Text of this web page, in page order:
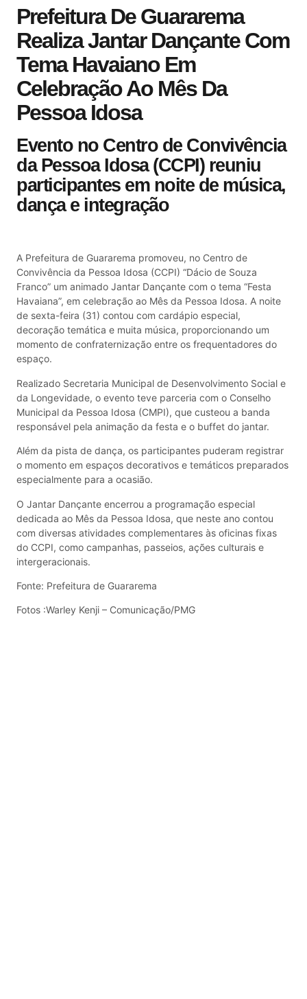
Prefeitura De Guararema
Realiza Jantar Dançante Com
Tema Havaiano Em
Celebração Ao Mês Da
Pessoa Idosa
Evento no Centro de Convivência
da Pessoa Idosa (CCPI) reuniu
participantes em noite de música,
dança e integração
A Prefeitura de Guararema promoveu, no Centro de
Convivência da Pessoa Idosa (CCPI) “Dácio de Souza
Franco” um animado Jantar Dançante com o tema “Festa
Havaiana”, em celebração ao Mês da Pessoa Idosa. A noite
de sexta-feira (31) contou com cardápio especial,
decoração temática e muita música, proporcionando um
momento de confraternização entre os frequentadores do
espaço.
Realizado Secretaria Municipal de Desenvolvimento Social e
da Longevidade, o evento teve parceria com o Conselho
Municipal da Pessoa Idosa (CMPI), que custeou a banda
responsável pela animação da festa e o buffet do jantar.
Além da pista de dança, os participantes puderam registrar
o momento em espaços decorativos e temáticos preparados
especialmente para a ocasião.
O Jantar Dançante encerrou a programação especial
dedicada ao Mês da Pessoa Idosa, que neste ano contou
com diversas atividades complementares às oficinas fixas
do CCPI, como campanhas, passeios, ações culturais e
intergeracionais.
Fonte: Prefeitura de Guararema
Fotos :Warley Kenji – Comunicação/PMG